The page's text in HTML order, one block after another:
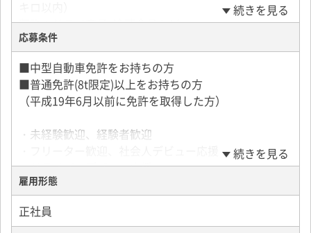
手積み・手降ろしはほとんどなく、ピッキングや検品
作業もありません。
体への負担を抑えながら、配送業務に集中できる環境
です。
「無理なく長く続けたい」「黙々と仕事をしたい」と
いう方にもオススメです。
【働きやすい環境も充実】
・マイカー／バイク通勤OK
・柔軟な勤務形態あり
・固定ルート中心で覚えやすい
荷物：ドライ商品･冷蔵食品など
積込方法：カゴ台車なので、手積み・手降ろしなし
＜研修しっかり＞
横乗りの同乗研修2日～3週間程度、習熟度に合わせて
あるので、
られます！
＜勤務地多数あり＞
摂津市鳥飼上4-4-7（摂津営業所）
高槻市柱本6-41（高槻営業所）
大阪市住之江区（南港営業所）
続きを見る
応募条件
■中型自動車免許をお持ちの方
■普通免許(8t限定)以上をお持ちの方
（平成19年6月以前に免許を取得した方）
・未経験歓迎、経験者歓迎
・ドライバーデビュー応援
・学歴不問、ブランクOK
・既卒、第二新卒歓迎
・20代、30代、40代活躍中
続きを見る
雇用形態
正社員